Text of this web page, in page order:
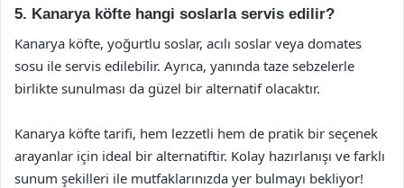
5. Kanarya köfte hangi soslarla servis edilir?
Kanarya köfte, yoğurtlu soslar, acılı soslar veya domates
sosu ile servis edilebilir. Ayrıca, yanında taze sebzelerle
birlikte sunulması da güzel bir alternatif olacaktır.
Kanarya köfte tarifi, hem lezzetli hem de pratik bir seçenek
arayanlar için ideal bir alternatiftir. Kolay hazırlanışı ve farklı
sunum şekilleri ile mutfaklarınızda yer bulmayı bekliyor!